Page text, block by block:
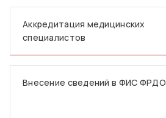
Аккредитация медицинских
специалистов
Внесение сведений в ФИС ФРДО